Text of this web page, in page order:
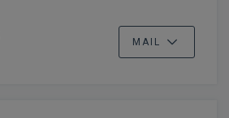
MAIL